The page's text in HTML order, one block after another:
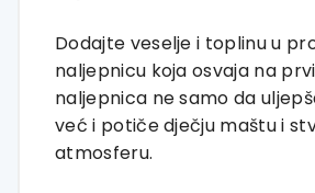
Dodajte veselje i toplinu u
naljepnicu koja osvaja na
naljepnica ne samo da
već i potiče dječju maštu i
atmosferu.